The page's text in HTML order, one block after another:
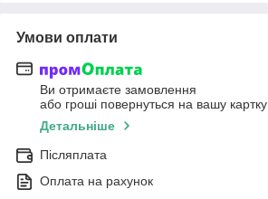
Умови оплати
Ви отримаєте замовлення
або гроші повернуться на вашу картку
Детальніше
Післяплата
Оплата на рахунок